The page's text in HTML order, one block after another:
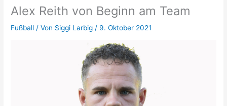
Alex Reith von Beginn am Team
Fußball / Von Siggi Larbig/ 9. Oktober 2021